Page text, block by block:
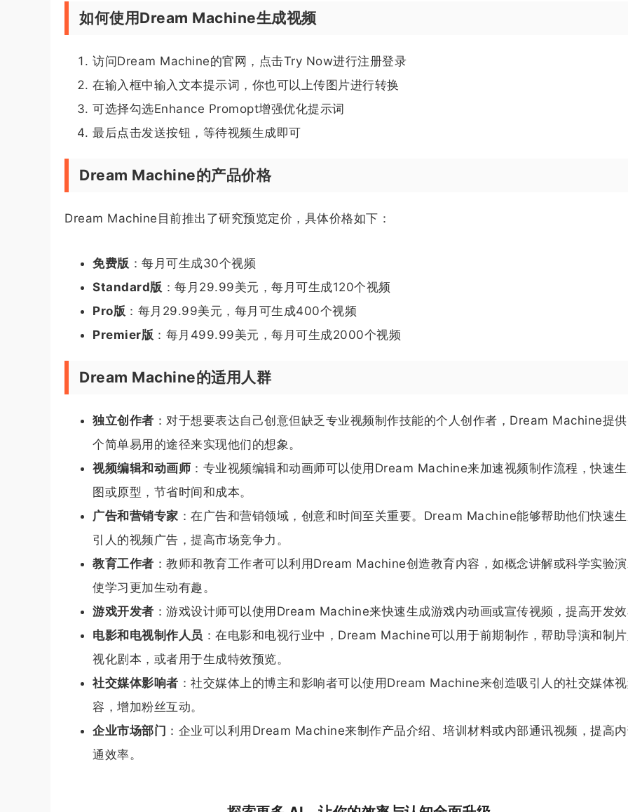
如何使用Dream Machine生成视频
访问Dream Machine的官网，点击Try Now进行注册登录
在输入框中输入文本提示词，你也可以上传图片进行转换
可选择勾选Enhance Promopt增强优化提示词
最后点击发送按钮，等待视频生成即可
Dream Machine的产品价格
Dream Machine目前推出了研究预览定价，具体价格如下：
免费版 ：每月可生成30个视频
Standard版 ：每月29.99美元，每月可生成120个视频
Pro版 ：每月29.99美元，每月可生成400个视频
Premier版 ：每月499.99美元，每月可生成2000个视频
Dream Machine的适用人群
独立创作者 ：对于想要表达自己创意但缺乏专业视频制作技能的个人创作者，Dream Machine提
个简单易用的途径来实现他们的想象。
视频编辑和动画师 ：专业视频编辑和动画师可以使用Dream Machine来加速视频制作流程，快速
图或原型，节省时间和成本。
广告和营销专家 ：在广告和营销领域，创意和时间至关重要。Dream Machine能够帮助他们快速生
引人的视频广告，提高市场竞争力。
教育工作者 ：教师和教育工作者可以利用Dream Machine创造教育内容，如概念讲解或科学实验演
使学习更加生动有趣。
游戏开发者 ：游戏设计师可以使用Dream Machine来快速生成游戏内动画或宣传视频，提高开发效
电影和电视制作人员 ：在电影和电视行业中，Dream Machine可以用于前期制作，帮助导演和制
视化剧本，或者用于生成特效预览。
社交媒体影响者 ：社交媒体上的博主和影响者可以使用Dream Machine来创造吸引人的社交媒体
容，增加粉丝互动。
企业市场部门 ：企业可以利用Dream Machine来制作产品介绍、培训材料或内部通讯视频，提高
通效率。